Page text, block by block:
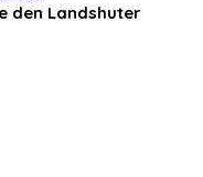
den Landshuter